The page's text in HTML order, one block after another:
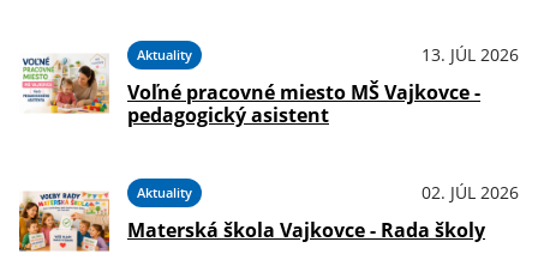
Aktuality 13. JÚL 2026
Voľné pracovné miesto MŠ Vajkovce -
pedagogický asistent
Aktuality 02. JÚL 2026
Materská škola Vajkovce - Rada školy